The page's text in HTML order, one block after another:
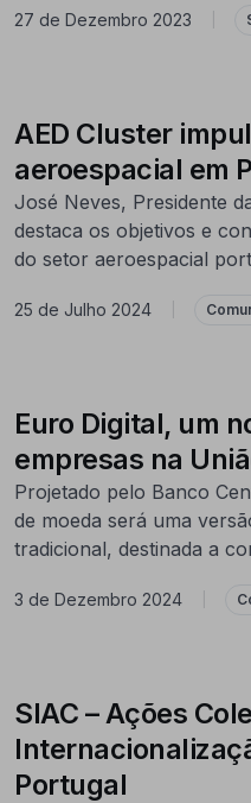
27 de Dezembro 2023
AED Cluster
aeroespacial em
José Neves, Presidente
destaca os objetivos e
do setor aeroespacial
25 de Julho 2024
Euro Digital, um
empresas na
Projetado pelo Banco
de moeda será uma
tradicional, destinada a
3 de Dezembro 2024
SIAC – Ações
Portugal